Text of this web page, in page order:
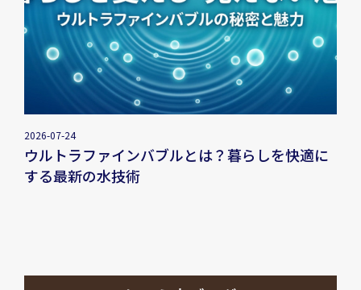
2026-07-24
ウルトラファインバブルとは？暮らしを快適に
する最新の水技術